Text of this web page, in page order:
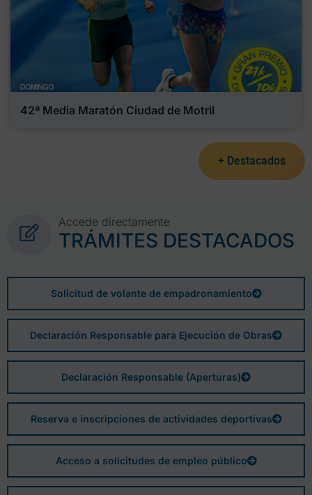
42ª Media Maratón Ciudad de Motril
+ Destacados
Accede directamente
TRÁMITES DESTACADOS
Solicitud de volante de empadronamiento
Declaración Responsable para Ejecución de Obras
Declaración Responsable (Aperturas)
Reserva e inscripciones de actividades deportivas
Acceso a solicitudes de empleo público